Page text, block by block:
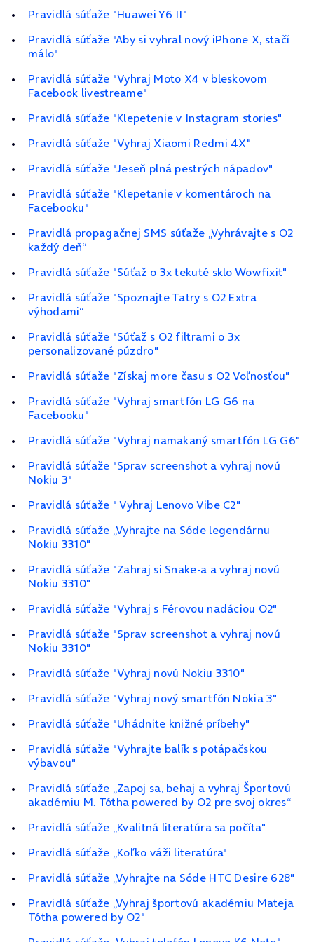
Pravidlá súťaže "Huawei Y6 II"
Pravidlá súťaže "Aby si vyhral nový iPhone X, stačí
málo"
Pravidlá súťaže "Vyhraj Moto X4 v bleskovom
Facebook livestreame"
Pravidlá súťaže "Klepetenie v Instagram stories"
Pravidlá súťaže "Vyhraj Xiaomi Redmi 4X"
Pravidlá súťaže "Jeseň plná pestrých nápadov"
Pravidlá súťaže "Klepetanie v komentároch na
Facebooku"
Pravidlá propagačnej SMS súťaže „Vyhrávajte s O2
každý deň“
Pravidlá súťaže "Súťaž o 3x tekuté sklo Wowfixit"
Pravidlá súťaže "Spoznajte Tatry s O2 Extra
výhodami“
Pravidlá súťaže "Súťaž s O2 filtrami o 3x
personalizované púzdro"
Pravidlá súťaže "Získaj more času s O2 Voľnosťou"
Pravidlá súťaže "Vyhraj smartfón LG G6 na
Facebooku"
Pravidlá súťaže "Vyhraj namakaný smartfón LG G6"
Pravidlá súťaže "Sprav screenshot a vyhraj novú
Nokiu 3"
Pravidlá súťaže " Vyhraj Lenovo Vibe C2"
Pravidlá súťaže „Vyhrajte na Sóde legendárnu
Nokiu 3310"
Pravidlá súťaže "Zahraj si Snake-a a vyhraj novú
Nokiu 3310"
Pravidlá súťaže "Vyhraj s Férovou nadáciou O2"
Pravidlá súťaže "Sprav screenshot a vyhraj novú
Nokiu 3310"
Pravidlá súťaže "Vyhraj novú Nokiu 3310"
Pravidlá súťaže "Vyhraj nový smartfón Nokia 3"
Pravidlá súťaže "Uhádnite knižné príbehy"
Pravidlá súťaže "Vyhrajte balík s potápačskou
výbavou"
Pravidlá súťaže „Zapoj sa, behaj a vyhraj Športovú
akadémiu M. Tótha powered by O2 pre svoj okres“
Pravidlá súťaže „Kvalitná literatúra sa počíta"
Pravidlá súťaže „Koľko váži literatúra"
Pravidlá súťaže „Vyhrajte na Sóde HTC Desire 628"
Pravidlá súťaže „Vyhraj športovú akadémiu Mateja
Tótha powered by O2"